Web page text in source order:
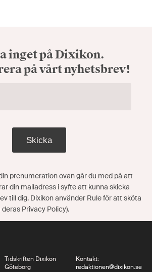
inget på Dixikon.
på vårt nyhetsbrev!
Skicka
prenumeration ovan går du med på att
din mailadress i syfte att kunna skicka
till dig. Dixikon använder Rule för att sköta
Privacy Policy).
Tidskriften Dixikon
Göteborg
Kontakt:
redaktionen@dixikon.se